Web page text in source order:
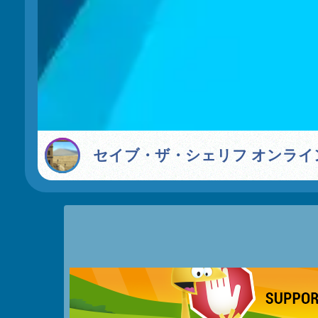
セイブ・ザ・シェリフ オンラ